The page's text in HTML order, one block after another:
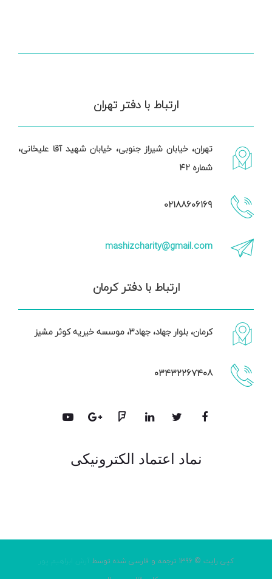
ارتباط با دفتر تهران
تهران، خیابان شیراز جنوبی، خیابان شهید آقا علیخانی،
شماره ۴۲
۰۲۱۸۸۶۰۶۱۶۹
mashizcharity@gmail.com
ارتباط با دفتر کرمان
کرمان، بلوار جهاد، جهاد۳، موسسه خیریه کوثر مشیز
۰۳۴۳۲۲۶۷۴۰۸
نماد اعتماد الکترونیکی
کپی رایت © 1396 ترجمه و فارسی شده توسط
آرش ابراهیم پور